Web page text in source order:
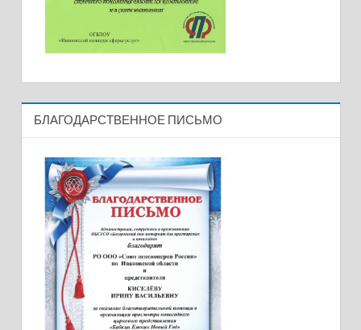
БЛАГОДАРСТВЕННОЕ ПИСЬМО